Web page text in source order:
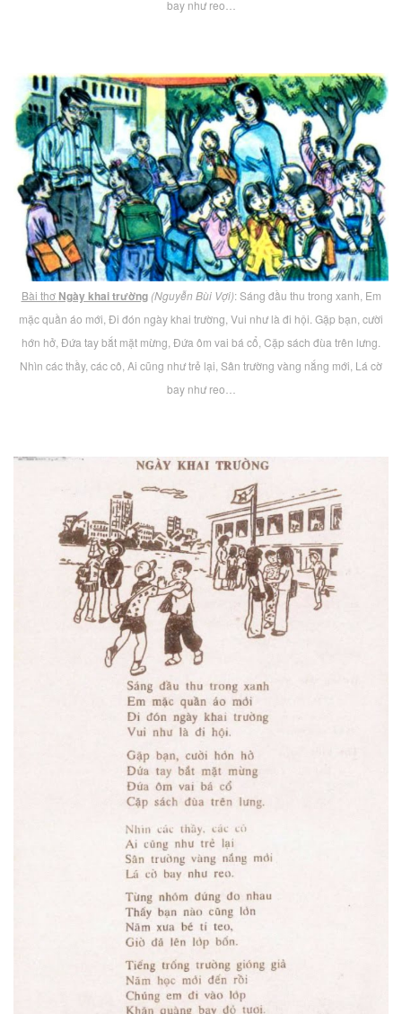
bay như reo…
Bài thơ Ngày khai trường (Nguyễn Bùi Vợi): Sáng đầu thu trong xanh, Em
mặc quần áo mới, Đi đón ngày khai trường, Vui như là đi hội. Gặp bạn, cười
hớn hở, Đứa tay bắt mặt mừng, Đứa ôm vai bá cổ, Cặp sách đùa trên lưng.
Nhìn các thầy, các cô, Ai cũng như trẻ lại, Sân trường vàng nắng mới, Lá cờ
bay như reo…